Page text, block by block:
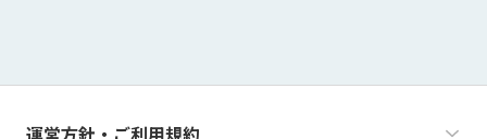
和歌山県
山口県
高知県
運営方針・ご利用規約